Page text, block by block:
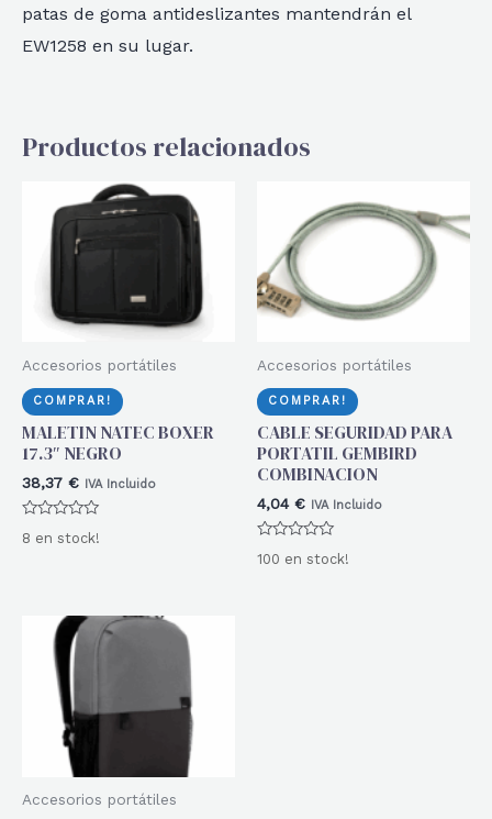
patas de goma antideslizantes mantendrán el
EW1258 en su lugar.
Productos relacionados
Accesorios portátiles
COMPRAR!
MALETIN NATEC BOXER
17.3″ NEGRO
38,37 € IVA Incluido
con
8 en stock!
Accesorios portátiles
COMPRAR!
CABLE SEGURIDAD PARA
PORTATIL GEMBIRD
COMBINACION
4,04 € IVA Incluido
con
100 en stock!
Accesorios portátiles